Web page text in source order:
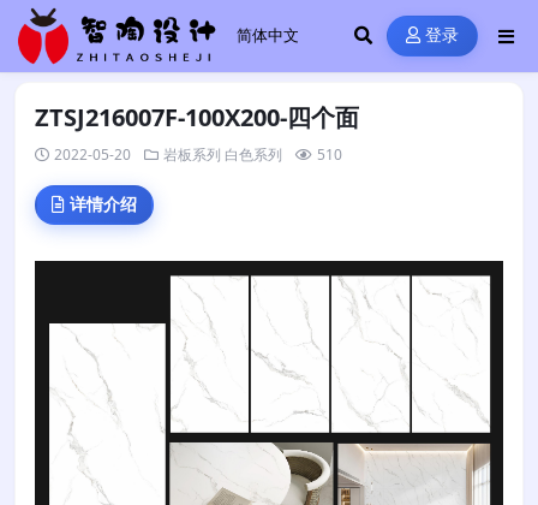
登录
ZTSJ216007F-100X200-四个面
2022-05-20 岩板系列 白色系列 510
详情介绍